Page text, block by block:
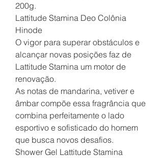
200g.
Lattitude Stamina Deo Colônia
Hinode
O vigor para superar obstáculos e
alcançar novas posições faz de
Lattitude Stamina um motor de
renovação.
As notas de mandarina, vetiver e
âmbar compõe essa fragrância que
combina perfeitamente o lado
esportivo e sofisticado do homem
que busca novos desafios.
Shower Gel Lattitude Stamina